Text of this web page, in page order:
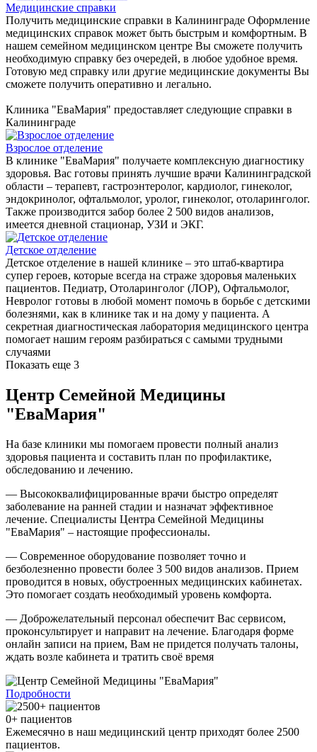
Медицинские справки
Получить медицинские справки в Калининграде Оформление
медицинских справок может быть быстрым и комфортным. В
нашем семейном медицинском центре Вы сможете получить
необходимую справку без очередей, в любое удобное время.
Готовую мед справку или другие медицинские документы Вы
сможете получить оперативно и легально.
Клиника "ЕваМария" предоставляет следующие справки в
Калининграде
Взрослое отделение
В клинике "ЕваМария" получаете комплексную диагностику
здоровья. Вас готовы принять лучшие врачи Калининградской
области – терапевт, гастроэнтеролог, кардиолог, гинеколог,
эндокринолог, офтальмолог, уролог, гинеколог, отоларинголог.
Также производится забор более 2 500 видов анализов,
имеется дневной стационар, УЗИ и ЭКГ.
Детское отделение
Детское отделение в нашей клинике – это штаб-квартира
супер героев, которые всегда на страже здоровья маленьких
пациентов. Педиатр, Отоларинголог (ЛОР), Офтальмолог,
Невролог готовы в любой момент помочь в борьбе с детскими
болезнями, как в клинике так и на дому у пациента. А
секретная диагностическая лаборатория медицинского центра
помогает нашим героям разбираться с самыми трудными
случаями
Показать еще 3
Центр Семейной Медицины
"ЕваМария"
На базе клиники мы помогаем провести полный анализ
здоровья пациента и составить план по профилактике,
обследованию и лечению.
— Высококвалифицированные врачи быстро определят
заболевание на ранней стадии и назначат эффективное
лечение. Специалисты Центра Семейной Медицины
"ЕваМария" – настоящие профессионалы.
— Современное оборудование позволяет точно и
безболезненно провести более 3 500 видов анализов. Прием
проводится в новых, обустроенных медицинских кабинетах.
Это помогает создать необходимый уровень комфорта.
— Доброжелательный персонал обеспечит Вас сервисом,
проконсультирует и направит на лечение. Благодаря форме
онлайн записи на прием, Вам не придется получать талоны,
ждать возле кабинета и тратить своё время
Подробности
0+ пациентов
Ежемесячно в наш медицинский центр приходят более 2500
пациентов.